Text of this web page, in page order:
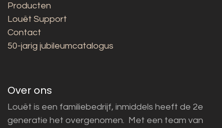
Producten
Louët Support
Contact
50-jarig jubileumcatalogus
Over ons
Louët is een familiebedrijf, inmiddels heeft de 2e
generatie het overgenomen. Met een team van